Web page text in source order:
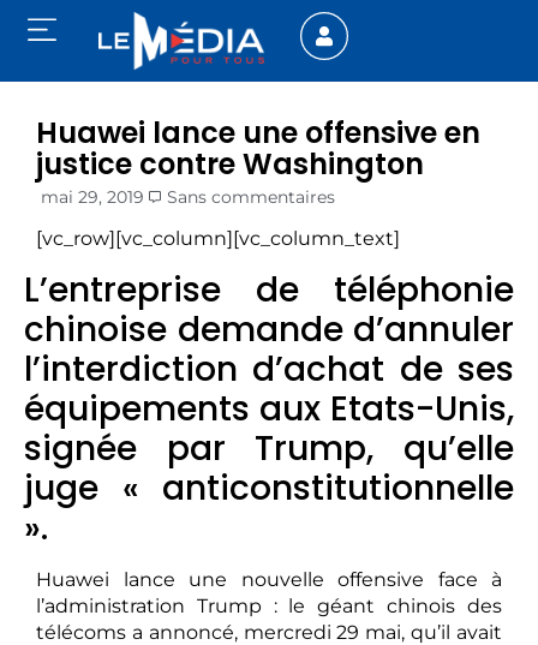
Huawei lance une offensive en
justice contre Washington
mai 29, 2019 Sans commentaires
[vc_row][vc_column][vc_column_text]
L’entreprise de téléphonie
chinoise demande d’annuler
l’interdiction d’achat de ses
équipements aux Etats-Unis,
signée par Trump, qu’elle
juge « anticonstitutionnelle
».
Huawei lance une nouvelle offensive face à
l’administration Trump : le géant chinois des
télécoms a annoncé, mercredi 29 mai, qu’il avait